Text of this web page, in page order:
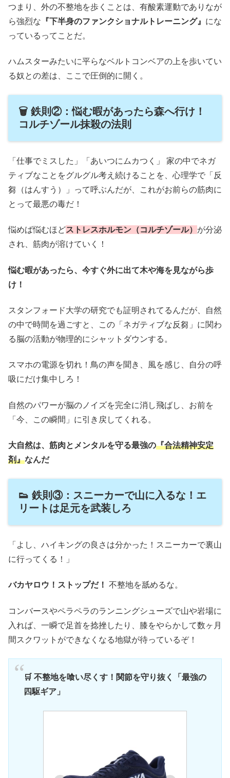
つまり、外の不整地を歩くことは、有酸素運動でありなが
ら強烈な 『下半身のファンクショナルトレーニング』 にな
っているってことだ。
ハムスターみたいに平らなベルトコンベアの上を歩いてい
る奴との差は、ここで圧倒的に開く。
🗑️ 鉄則②：悩む暇があったら森へ行け！
コルチゾール抹殺の法則
「仕事でミスした」「あいつにムカつく」 家の中でネガ
ティブなことをグルグル考え続けることを、心理学で「反
芻（はんすう）」って呼ぶんだが、これがお前らの筋肉に
とって最悪の毒だ！
悩めば悩むほどストレスホルモン（コルチゾール） が分泌
され、筋肉が溶けていく！
悩む暇があったら、今すぐ外に出て木や海を見ながら歩
け！
スタンフォード大学の研究でも証明されてるんだが、自然
の中で時間を過ごすと、この「ネガティブな反芻」に関わ
る脳の活動が物理的にシャットダウンする。
スマホの電源を切れ！鳥の声を聞き、風を感じ、自分の呼
吸にだけ集中しろ！
自然のパワーが脳のノイズを完全に消し飛ばし、お前を
「今、この瞬間」に引き戻してくれる。
大自然は、筋肉とメンタルを守る最強の『合法精神安定
剤』なんだ
👟 鉄則③：スニーカーで山に入るな！エ
リートは足元を武装しろ
「よし、ハイキングの良さは分かった！スニーカーで裏山
に行ってくる！」
バカヤロウ！ストップだ！ 不整地を舐めるな。
コンバースやペラペラのランニングシューズで山や岩場に
入れば、一瞬で足首を捻挫したり、膝をやらかして数ヶ月
間スクワットができなくなる地獄が待っているぞ！
🛒 不整地を喰い尽くす！関節を守り抜く「最強の
四駆ギア」